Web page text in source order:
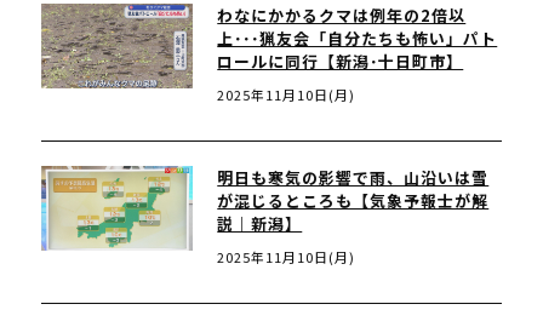
わなにかかるクマは例年の2倍以
上･･･猟友会「自分たちも怖い」パト
ロールに同行【新潟･十日町市】
2025年11月10日(月)
明日も寒気の影響で雨、山沿いは雪
が混じるところも【気象予報士が解
説｜新潟】
2025年11月10日(月)